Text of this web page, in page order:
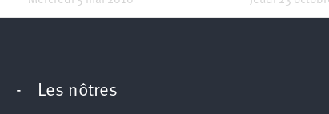
- Les nôtres